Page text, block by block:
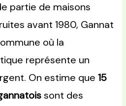
partie de maisons
avant 1980, Gannat
où la
représente un
On estime que15
sont des